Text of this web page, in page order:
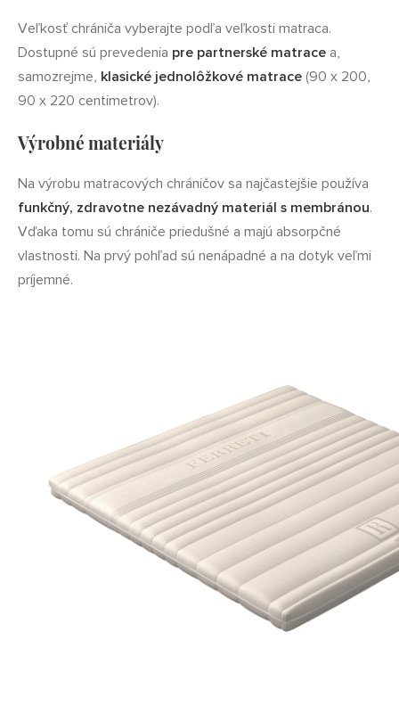
Veľkosť chrániča vyberajte podľa veľkosti matraca.
Dostupné sú prevedenia pre partnerské matrace a,
samozrejme, klasické jednolôžkové matrace (90 x 200,
90 x 220 centimetrov).
Výrobné materiály
Na výrobu matracových chráničov sa najčastejšie používa
funkčný, zdravotne nezávadný materiál s membránou.
Vďaka tomu sú chrániče priedušné a majú absorpčné
vlastnosti. Na prvý pohľad sú nenápadné a na dotyk veľmi
príjemné.